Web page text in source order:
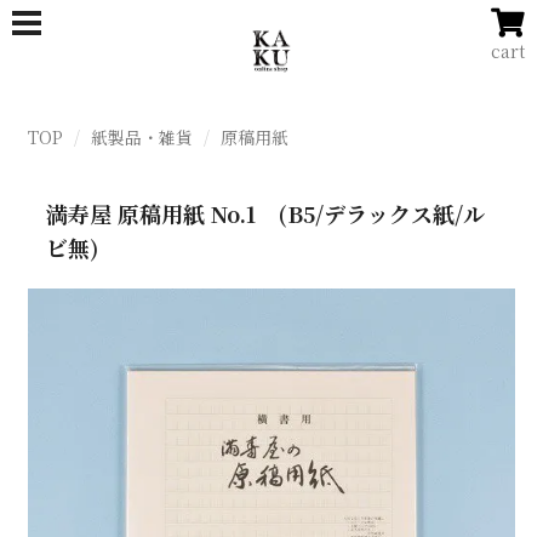
cart
TOP 紙製品・雑貨 原稿用紙
満寿屋 原稿用紙 No.1 (B5/デラックス紙/ル
ビ無)